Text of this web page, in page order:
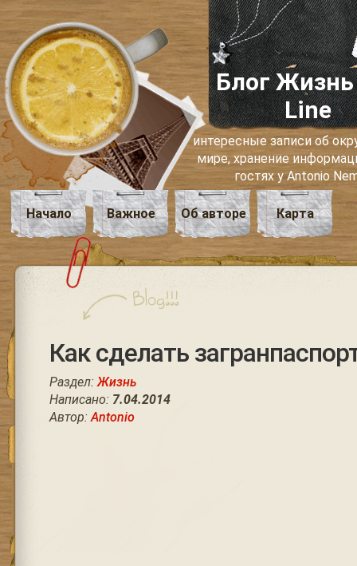
Блог Жизнь
Line
интересные записи об
мире, хранение
гостях у Antonio
Начало Важное Об авторе Карта
Как сделать
Раздел:Жизнь
Написано: 7.04.2014
Автор:Antonio